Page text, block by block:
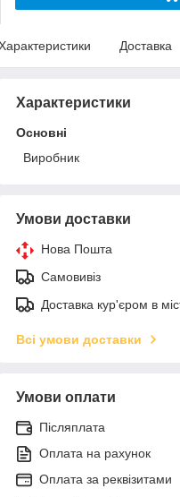
Доставка
Характеристики
Основні
Виробник
Умови доставки
Нова Пошта
Самовивіз
Доставка кур'єром в
Всі умови доставки
Умови оплати
Післяплата
Оплата на рахунок
Оплата за реквізитами